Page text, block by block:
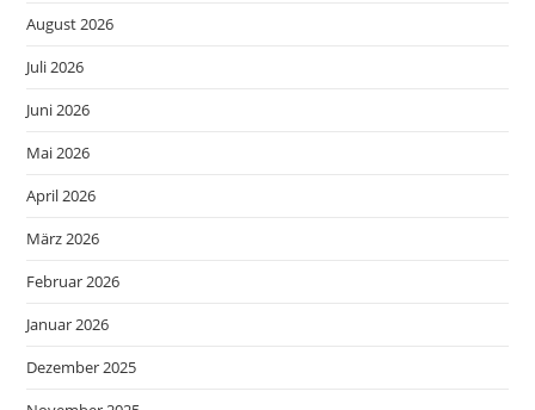
August 2026
Juli 2026
Juni 2026
Mai 2026
April 2026
März 2026
Februar 2026
Januar 2026
Dezember 2025